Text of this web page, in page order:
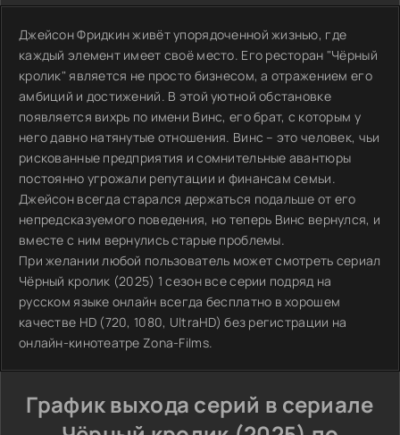
Джейсон Фридкин живёт упорядоченной жизнью, где
каждый элемент имеет своё место. Его ресторан "Чёрный
кролик" является не просто бизнесом, а отражением его
амбиций и достижений. В этой уютной обстановке
появляется вихрь по имени Винс, его брат, с которым у
него давно натянутые отношения. Винс – это человек, чьи
рискованные предприятия и сомнительные авантюры
постоянно угрожали репутации и финансам семьи.
Джейсон всегда старался держаться подальше от его
непредсказуемого поведения, но теперь Винс вернулся, и
вместе с ним вернулись старые проблемы.
При желании любой пользователь может смотреть сериал
Чёрный кролик (2025) 1 сезон все серии подряд на
русском языке онлайн всегда бесплатно в хорошем
качестве HD (720, 1080, UltraHD) без регистрации на
онлайн-кинотеатре Zona-Films.
График выхода серий в сериале